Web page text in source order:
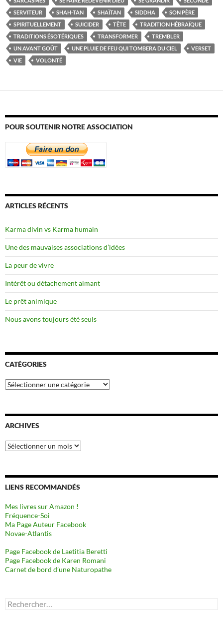
SERVITEUR
SHAH-TAN SHAÏTAN SIDDHA
SON PÈRE
SPIRITUELLEMENT
SUICIDER TÊTE
TRADITION HÉBRAÏQUE
TRADITIONS ÉSOTÉRIQUES
TRANSFORMER
TREMBLER
UN AVANT GOÛT
UNE PLUIE DE FEU QUI TOMBERA DU CIEL
VERSET
VIE
VOLONTÉ
POUR SOUTENIR NOTRE ASSOCIATION
ARTICLES RÉCENTS
Karma divin vs Karma humain
Une des mauvaises associations d’idées
La peur de vivre
Intérêt ou détachement aimant
Le prêt animique
Nous avons toujours été seuls
CATÉGORIES
Catégories
ARCHIVES
Archives
LIENS RECOMMANDÉS
Mes livres sur Amazon !
Fréquence-Soi
Ma Page Auteur Facebook
Novae-Atlantis
Page Facebook de Laetitia Beretti
Page Facebook de Karen Romani
Carnet de bord d’une Naturopathe
Rechercher :